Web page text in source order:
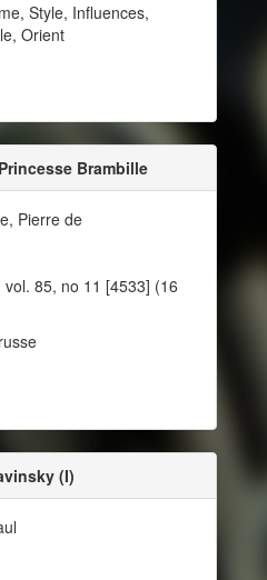
Style, Influences,
Orient
Brambille
Pierre de
vol. 85, no 11 [4533] (16
(I)